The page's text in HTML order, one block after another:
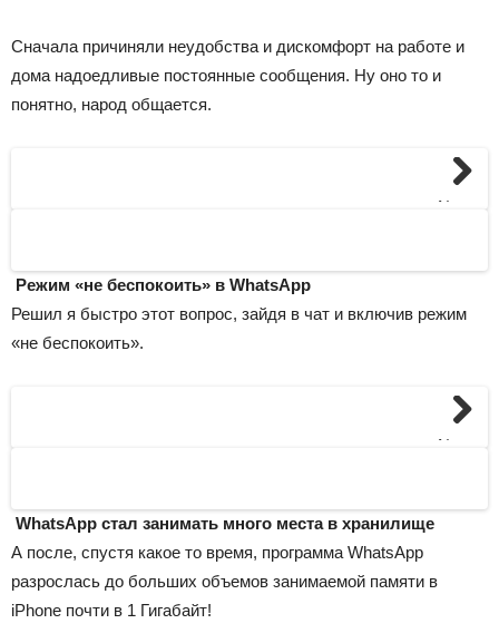
Сначала причиняли неудобства и дискомфорт на работе и
дома надоедливые постоянные сообщения. Ну оно то и
понятно, народ общается.
Next
Режим «не беспокоить» в WhatsApp
Решил я быстро этот вопрос, зайдя в чат и включив режим
«не беспокоить».
Next
WhatsApp стал занимать много места в хранилище
А после, спустя какое то время, программа WhatsApp
разрослась до больших объемов занимаемой памяти в
iPhone почти в 1 Гигабайт!